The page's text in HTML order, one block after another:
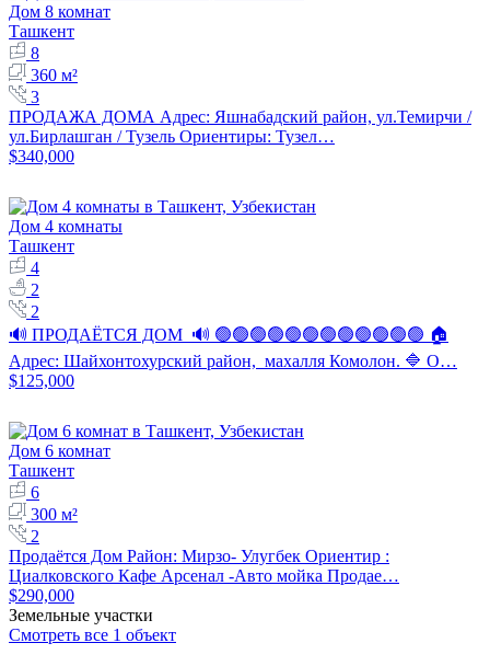
Дом 8 комнат
Ташкент
8
360 м²
3
ПРОДАЖА ДОМА Адрес: Яшнабадский район, ул.Темирчи /
ул.Бирлашган / Тузель Ориентиры: Тузел…
$340,000
Дом 4 комнаты
Ташкент
4
2
2
🔊 ПРОДАЁТСЯ ДОМ 🔊 🟢🟢🟢🟢🟢🟢🟢🟢🟢🟢🟢🟢 🏠
Адрес: Шайхонтохурский район, махалля Комолон. 🔷 О…
$125,000
Дом 6 комнат
Ташкент
6
300 м²
2
Продаётся Дом Район: Мирзо- Улугбек Ориентир :
Циалковского Кафе Арсенал -Авто мойка Продае…
$290,000
Земельные участки
Смотреть все 1 объект